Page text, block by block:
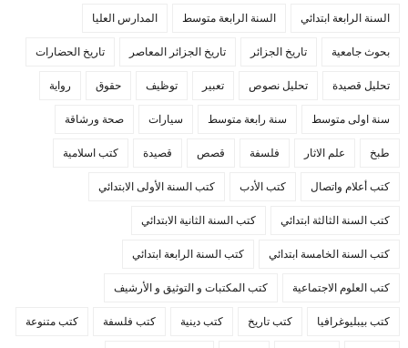
السنة الرابعة ابتدائي السنة الرابعة متوسط المدارس العليا
بحوث جامعية تاريخ الجزائر تاريخ الجزائر المعاصر تاريخ الحضارات
تحليل قصيدة تحليل نصوص تعبير توظيف حقوق رواية
سنة اولى متوسط سنة رابعة متوسط سيارات صحة ورشاقة
طبخ علم الاثار فلسفة قصص قصيدة كتب اسلامية
كتب أعلام واتصال كتب الأدب كتب السنة الأولى الابتدائي
كتب السنة الثالثة ابتدائي كتب السنة الثانية الابتدائي
كتب السنة الخامسة ابتدائي كتب السنة الرابعة ابتدائي
كتب العلوم الاجتماعية كتب المكتبات و التوثيق و الأرشيف
كتب بيبليوغرافيا كتب تاريخ كتب دينية كتب فلسفة كتب متنوعة